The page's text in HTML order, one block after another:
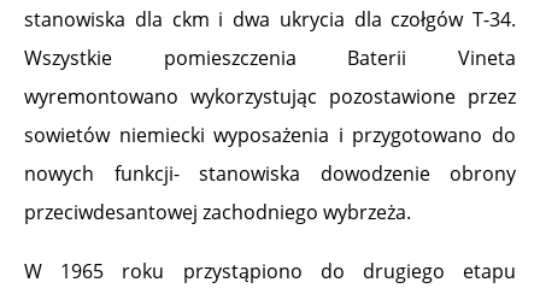
stanowiska dla ckm i dwa ukrycia dla czołgów T-34.
Wszystkie pomieszczenia Baterii Vineta
wyremontowano wykorzystując pozostawione przez
sowietów niemiecki wyposażenia i przygotowano do
nowych funkcji- stanowiska dowodzenie obrony
przeciwdesantowej zachodniego wybrzeża.
W 1965 roku przystąpiono do drugiego etapu